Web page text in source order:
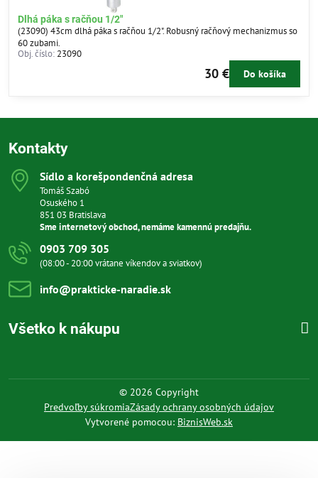
Dlhá páka s račňou 1/2"
(23090) 43cm dlhá páka s račňou 1/2". Robusný račňový mechanizmus so
60 zubami.
Obj. číslo: 23090
30 € Do košíka
Kontakty
Sídlo a korešpondenčná adresa
Tomáš Szabó
Osuského 1
851 03 Bratislava
Sme internetový obchod, nemáme kamennú predajňu.
0903 709 305
(08:00 - 20:00 vrátane víkendov a sviatkov)
info​@prakticke-naradie​.sk
Všetko k nákupu
© 2026 Copyright
Predvoľby súkromiaZásady ochrany osobných údajov
Vytvorené pomocou: BiznisWeb.sk